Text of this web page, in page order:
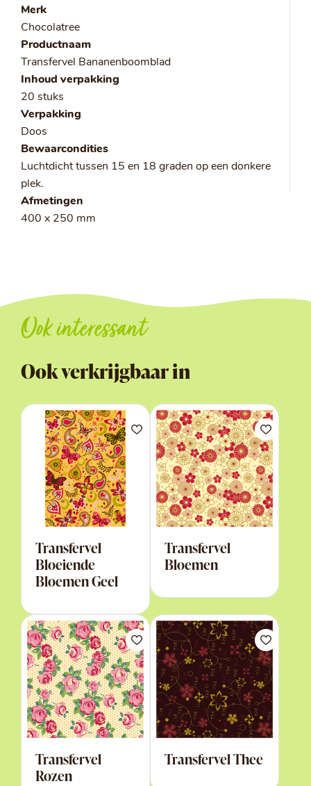
Merk
Chocolatree
Productnaam
Transfervel Bananenboomblad
Inhoud verpakking
20 stuks
Verpakking
Doos
Bewaarcondities
Luchtdicht tussen 15 en 18 graden op een donkere
plek.
Afmetingen
400 x 250 mm
Ook interessant
Ook verkrijgbaar in
Transfervel
Bloeiende
Bloemen Geel
Transfervel
Bloemen
Transfervel
Rozen
Transfervel Thee